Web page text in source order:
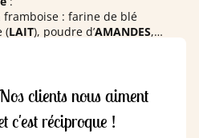
framboise : farine de blé
(LAIT), poudre d’AMANDES,
arôme naturel de
lever : diphosphates,
; sel.
clients nous aiment
c'est réciproque !